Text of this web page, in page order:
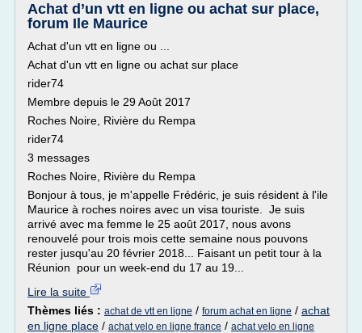
Achat d’un vtt en ligne ou achat sur place,
forum Ile Maurice
Achat d'un vtt en ligne ou ...
Achat d'un vtt en ligne ou achat sur place
rider74
Membre depuis le 29 Août 2017
Roches Noire, Rivière du Rempa
rider74
3 messages
Roches Noire, Rivière du Rempa
Bonjour à tous, je m'appelle Frédéric, je suis résident à l'ile
Maurice à roches noires avec un visa touriste. Je suis
arrivé avec ma femme le 25 août 2017, nous avons
renouvelé pour trois mois cette semaine nous pouvons
rester jusqu'au 20 février 2018... Faisant un petit tour à la
Réunion pour un week-end du 17 au 19...
Lire la suite
Thèmes liés : achat de vtt en ligne / forum achat en ligne / achat
en ligne place / achat velo en ligne france / achat velo en ligne